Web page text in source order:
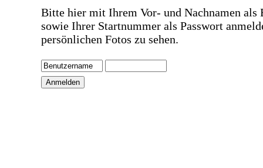
Bitte hier mit Ihrem Vor- und Nachnamen als
sowie Ihrer Startnummer als Passwort
persönlichen Fotos zu sehen.